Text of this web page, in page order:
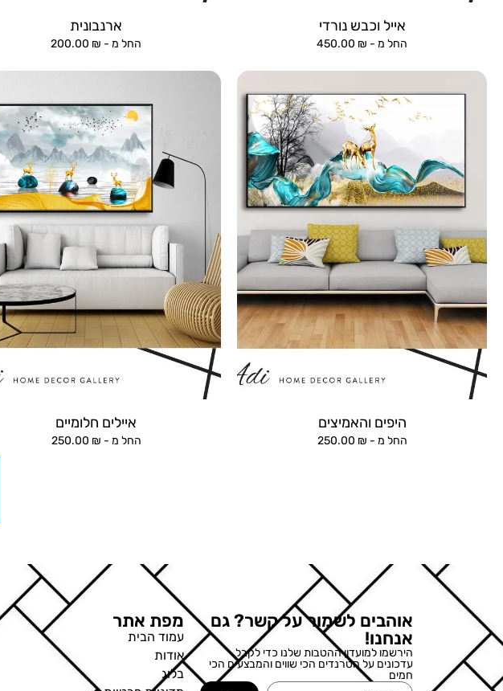
אייל וכבש נורדי
החל מ - 450.00 ₪
ארנבונית
החל מ - 200.00 ₪
היפים והאמיצים
החל מ - 250.00 ₪
איילים חלומיים
החל מ - 250.00 ₪
אוהבים לשמור על קשר? גם
אנחנו!
הירשמו למועדון ההטבות שלנו כדי לקבל
עדכונים על הטרנדים הכי שווים והמבצעים הכי
חמים
מפת אתר
עמוד הבית
אודות
בלוג